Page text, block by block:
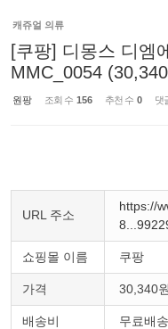
캐쥬얼 의류
[쿠팡] 디몽스 디엠
MMC_0054
원팡 조회 수 156 추천 수 0 댓
URL 주소
https://
쇼핑몰 이름 쿠팡
가격 30,340원
배송비 무료배송